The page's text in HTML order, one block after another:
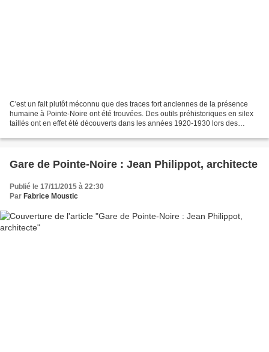
C'est un fait plutôt méconnu que des traces fort anciennes de la présence
humaine à Pointe-Noire ont été trouvées. Des outils préhistoriques en silex
taillés ont en effet été découverts dans les années 1920-1930 lors des
Gare de Pointe-Noire : Jean Philippot, architecte
Publié le 17/11/2015 à 22:30
Par Fabrice Moustic